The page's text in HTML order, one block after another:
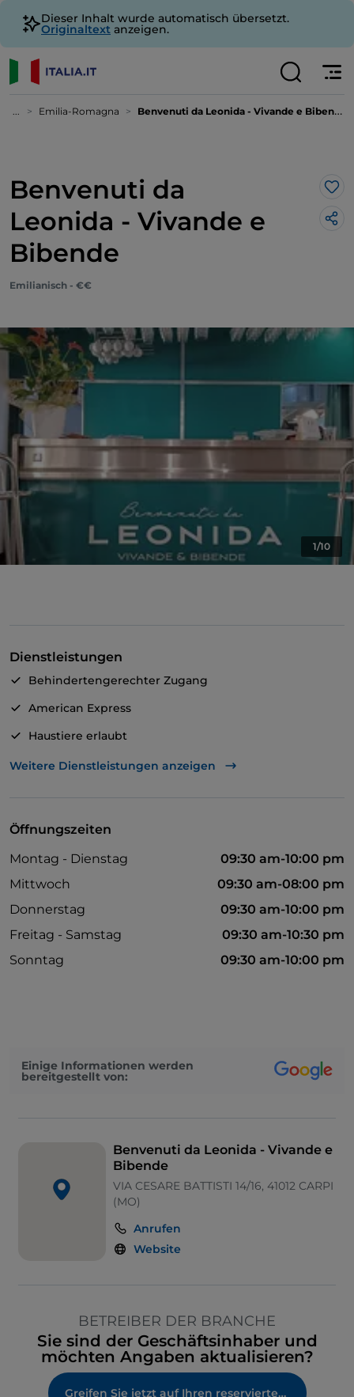
Dieser Inhalt wurde automatisch übersetzt.
Originaltext anzeigen.
... Emilia-Romagna Benvenuti da Leonida - Vivande e Bibende
Benvenuti da
Leonida - Vivande e
Bibende
Emilianisch - €€
1/10
Dienstleistungen
Behindertengerechter Zugang
American Express
Haustiere erlaubt
Zum Mitnehmen
Bezahlung mit Satispay
Parkplatz
Es wird Spanisch gesprochen
Nichtraucher
Weitere Dienstleistungen anzeigen
Öffnungszeiten
Montag - Dienstag
09:30 am-10:00 pm
Mittwoch
09:30 am-08:00 pm
Donnerstag
09:30 am-10:00 pm
Freitag - Samstag
09:30 am-10:30 pm
Sonntag
09:30 am-10:00 pm
Einige Informationen werden
bereitgestellt von:
Benvenuti da Leonida - Vivande e
Bibende
VIA CESARE BATTISTI 14/16, 41012 CARPI
(MO)
Anrufen
Website
BETREIBER DER BRANCHE
Sie sind der Geschäftsinhaber und
möchten Angaben aktualisieren?
Greifen Sie jetzt auf Ihren reservierten Bereich zu